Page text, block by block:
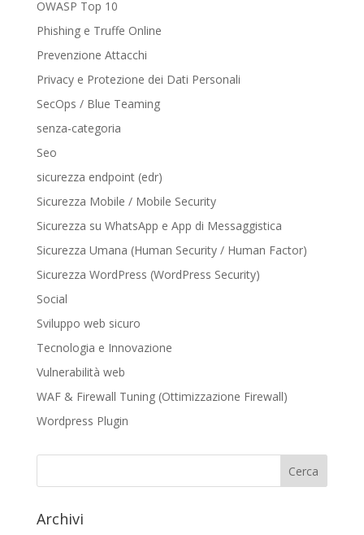
OWASP Top 10
Phishing e Truffe Online
Prevenzione Attacchi
Privacy e Protezione dei Dati Personali
SecOps / Blue Teaming
senza-categoria
Seo
sicurezza endpoint (edr)
Sicurezza Mobile / Mobile Security
Sicurezza su WhatsApp e App di Messaggistica
Sicurezza Umana (Human Security / Human Factor)
Sicurezza WordPress (WordPress Security)
Social
Sviluppo web sicuro
Tecnologia e Innovazione
Vulnerabilità web
WAF & Firewall Tuning (Ottimizzazione Firewall)
Wordpress Plugin
Archivi